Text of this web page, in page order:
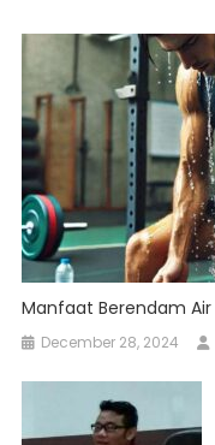
Manfaat Berendam Air
December 28, 2024